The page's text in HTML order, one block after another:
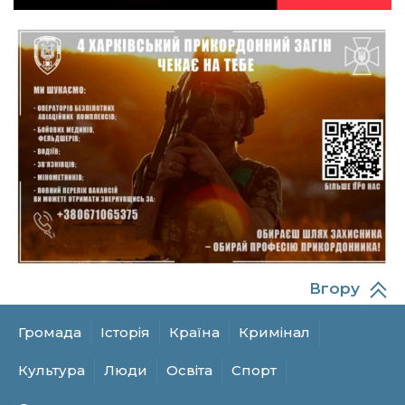
19 лип
10:49
19 лип
Інтелектуальні злети та творчі перемоги:
історія успіху випускниці Вікторії Кондратенко
10:40
19 лип
Вірний присязі до останнього подиху:
підтримайте петицію про присвоєння звання
«Герой України» (посмертно) прикордоннику
Олександру Бойку
20:34
17 лип
Кохання попри все: як українці створюють сім’ї
в реаліях 2026 року
І волейбол, і хімія на “відмінно”: неймовірна
історія успіху випускниці з Краснопілля
13:27
НБУ вводить нову банкноту 2 000 грн із
зміниться для наших гаманців
Громада Історія Країна Кримінал
Культура Люди Освіта Спорт
Вгору